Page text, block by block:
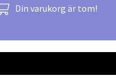
Din varukorg är tom!